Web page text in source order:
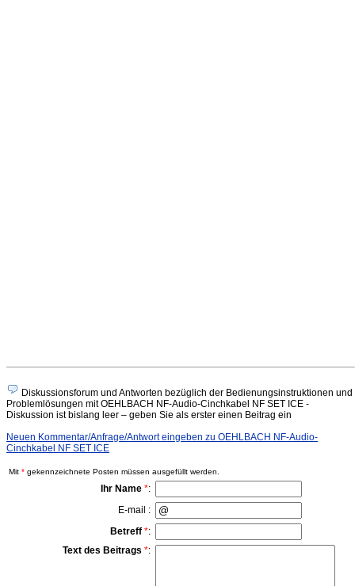
Diskussionsforum und Antworten bezüglich der Bedienungsinstruktionen und
Problemlösungen mit OEHLBACH NF-Audio-Cinchkabel NF SET ICE -
Diskussion ist bislang leer – geben Sie als erster einen Beitrag ein
Neuen Kommentar/Anfrage/Antwort eingeben zu OEHLBACH NF-Audio-
Cinchkabel NF SET ICE
Mit * gekennzeichnete Posten müssen ausgefüllt werden.
Ihr Name *:
E-mail :
Betreff *:
Text des Beitrags *: